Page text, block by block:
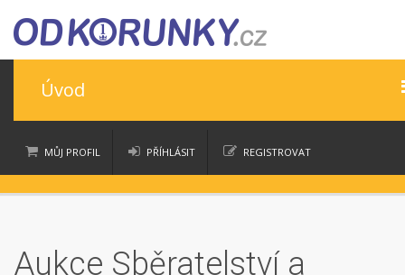
Úvod
Úvod
Nápověda
Ceny
MŮJ PROFIL
moje nákupy moje aukce
PŘÍHLÁSIT REGISTROVAT
Aukce Sběratelství a